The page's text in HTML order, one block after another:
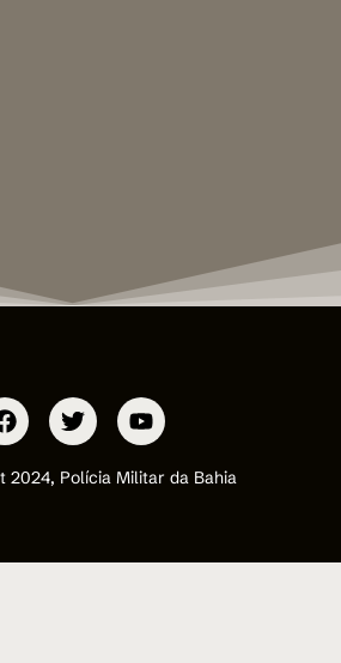
2024, Polícia Militar da Bahia